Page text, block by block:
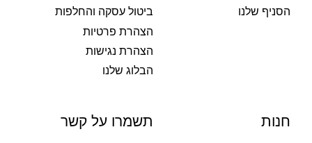
הסניף שלנו
ביטול עסקה והחלפות
הצהרת פרטיות
הצהרת נגישות
הבלוג שלנו
חנות תשמרו על קשר